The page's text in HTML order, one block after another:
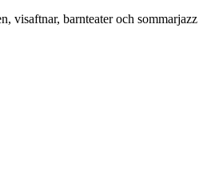
visaftnar, barnteater och sommarjazz